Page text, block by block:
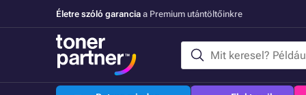
Életre szóló garancia a Premium utántöltőinkre